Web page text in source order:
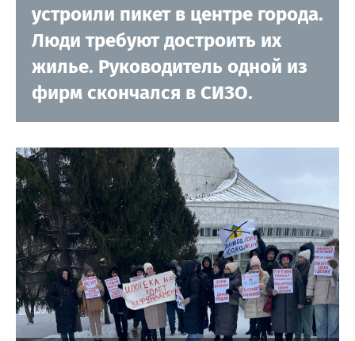
устроили пикет в центре города.
Люди требуют достроить их
жилье. Руководитель одной из
фирм скончался в СИЗО.